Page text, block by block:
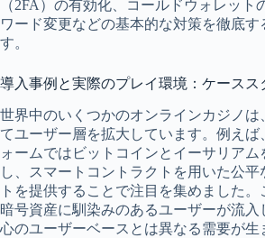
（2FA）の有効化、コールドウォレット
ワード変更などの基本的な対策を徹底す
す。
導入事例と実際のプレイ環境：ケースス
世界中のいくつかのオンラインカジノは
てユーザー層を拡大しています。例えば
ォームではビットコインとイーサリアム
し、スマートコントラクトを用いた公
トを提供することで注目を集めました
暗号資産に馴染みのあるユーザーが流入
心のユーザーベースとは異なる需要が生